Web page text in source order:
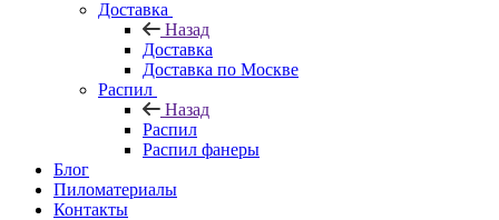
Доставка
Назад
Доставка
Доставка по Москве
Распил
Назад
Распил
Распил фанеры
Блог
Пиломатериалы
Контакты